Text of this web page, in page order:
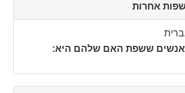
אחרות
to
אנשים ששפת האם שלהם היא: